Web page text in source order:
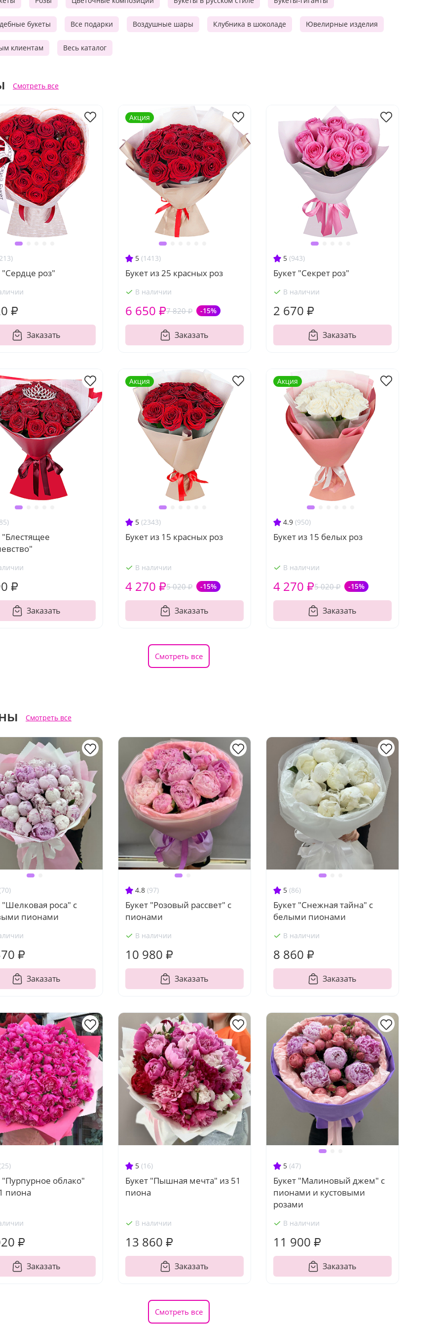
букеты Все подарки Воздушные шары Клубника в шоколаде Ювелирные изделия
клиентам Весь каталог
Смотреть все
"Сердце роз"
₽
Заказать
5 (1413)
Букет из 25 красных роз
В наличии
7 820 ₽ -15%
6 650 ₽
Заказать
Акция
5 (943)
Букет "Секрет роз"
В наличии
2 670 ₽
Заказать
"Блестящее
₽
Заказать
5 (2343)
Букет из 15 красных роз
В наличии
5 020 ₽ -15%
4 270 ₽
Заказать
Акция
4.9 (950)
Букет из 15 белых роз
В наличии
5 020 ₽ -15%
4 270 ₽
Заказать
Акция
Смотреть все
Смотреть все
"Шелковая роса" с
пионами
₽
Заказать
4.8 (97)
Букет "Розовый рассвет" с
пионами
В наличии
10 980 ₽
Заказать
5 (86)
Букет "Снежная тайна" с
белыми пионами
В наличии
8 860 ₽
Заказать
"Пурпурное облако"
пиона
₽
Заказать
5 (16)
Букет "Пышная мечта" из 51
пиона
В наличии
13 860 ₽
Заказать
5 (47)
Букет "Малиновый джем" с
пионами и кустовыми
розами
В наличии
11 900 ₽
Заказать
Смотреть все